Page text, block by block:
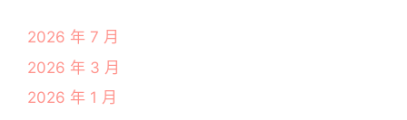
2026 年 7 月
2026 年 3 月
2026 年 1 月